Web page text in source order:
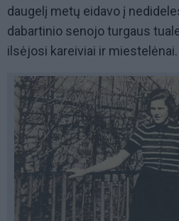
daugelį metų eidavo į
dabartinio senojo turgaus
ilsėjosi kareiviai ir miestelėnai.